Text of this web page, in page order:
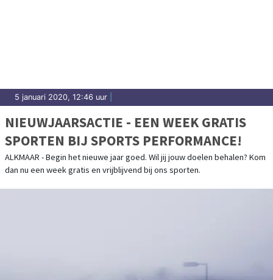
5 januari 2020, 12:46 uur
NIEUWJAARSACTIE - EEN WEEK GRATIS
SPORTEN BIJ SPORTS PERFORMANCE!
ALKMAAR - Begin het nieuwe jaar goed. Wil jij jouw doelen behalen? Kom
dan nu een week gratis en vrijblijvend bij ons sporten.